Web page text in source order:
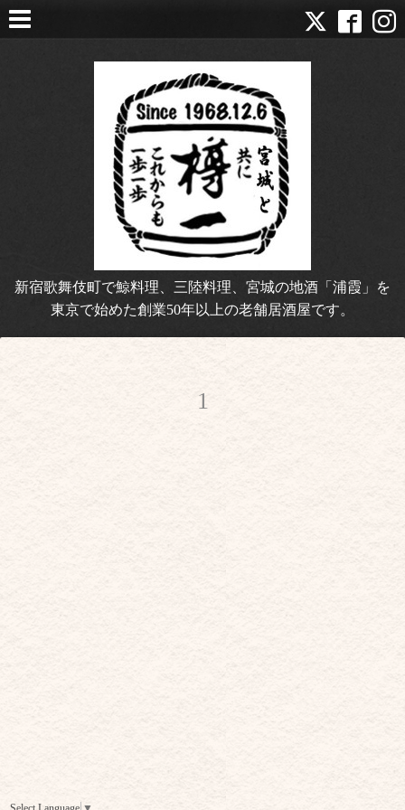
新宿歌舞伎町で鯨料理、三陸料理、宮城の地酒「浦霞」を
東京で始めた創業50年以上の老舗居酒屋です。
1